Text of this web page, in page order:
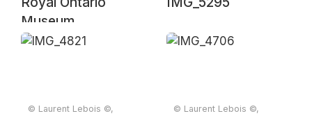
Museum
© Laurent Lebois ©,
© Laurent Lebois ©,